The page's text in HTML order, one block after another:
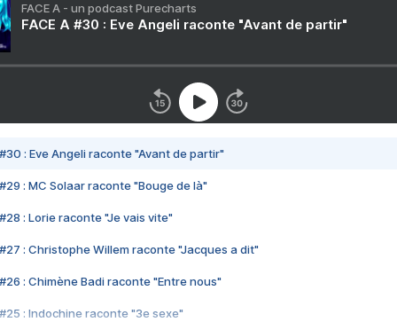
FACE A - un podcast Purecharts
FACE A #30 : Eve Angeli raconte "Avant de partir"
#30 : Eve Angeli raconte "Avant de partir"
#29 : MC Solaar raconte "Bouge de là"
#28 : Lorie raconte "Je vais vite"
#27 : Christophe Willem raconte "Jacques a dit"
#26 : Chimène Badi raconte "Entre nous"
#25 : Indochine raconte "3e sexe"